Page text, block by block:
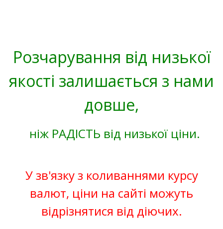
Розчарування від низької
якості залишається з нами
довше,
ніж РАДІСТЬ від низької ціни.
У зв'язку з коливаннями курсу
валют, ціни на сайті можуть
відрізнятися від діючих.